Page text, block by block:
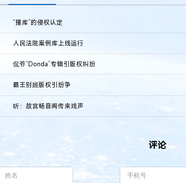
“撞库”的侵权认定
人民法院案例库上线运行
侃爷“Donda”专辑引版权纠纷
霸王别姬版权引纷争
听：故宫畅音阁传来戏声
评论